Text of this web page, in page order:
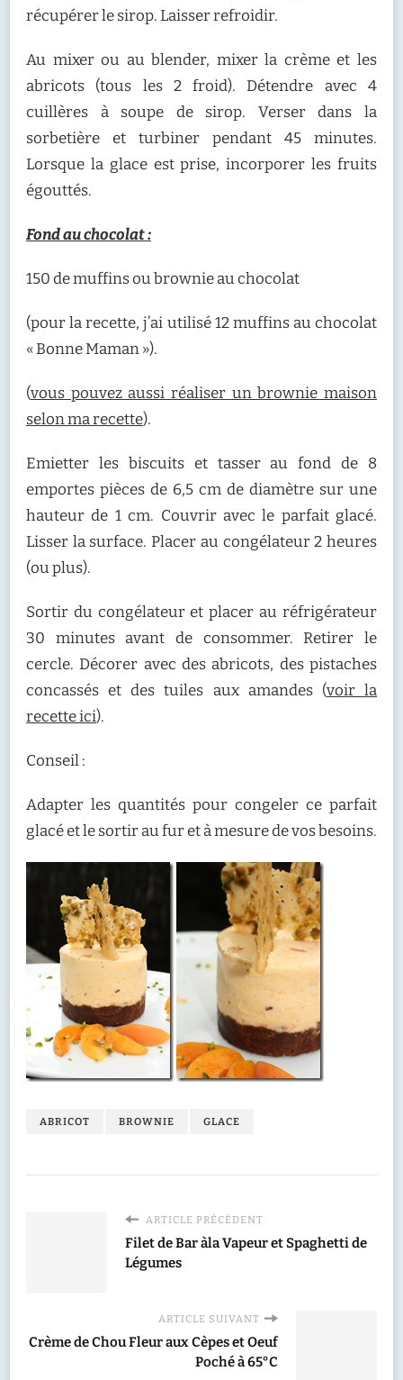
récupérer le sirop. Laisser refroidir.
Au mixer ou au blender, mixer la crème et les
abricots (tous les 2 froid). Détendre avec 4
cuillères à soupe de sirop. Verser dans la
sorbetière et turbiner pendant 45 minutes.
Lorsque la glace est prise, incorporer les fruits
égouttés.
Fond au chocolat :
150 de muffins ou brownie au chocolat
(pour la recette, j’ai utilisé 12 muffins au chocolat
« Bonne Maman »).
(vous pouvez aussi réaliser un brownie maison
selon ma recette).
Emietter les biscuits et tasser au fond de 8
emportes pièces de 6,5 cm de diamètre sur une
hauteur de 1 cm. Couvrir avec le parfait glacé.
Lisser la surface. Placer au congélateur 2 heures
(ou plus).
Sortir du congélateur et placer au réfrigérateur
30 minutes avant de consommer. Retirer le
cercle. Décorer avec des abricots, des pistaches
concassés et des tuiles aux amandes (voir la
recette ici).
Conseil :
Adapter les quantités pour congeler ce parfait
glacé et le sortir au fur et à mesure de vos besoins.
ABRICOT BROWNIE GLACE
ARTICLE PRÉCÉDENT
Filet de Bar àla Vapeur et Spaghetti de
Légumes
ARTICLE SUIVANT
Crème de Chou Fleur aux Cèpes et Oeuf
Poché à 65°C